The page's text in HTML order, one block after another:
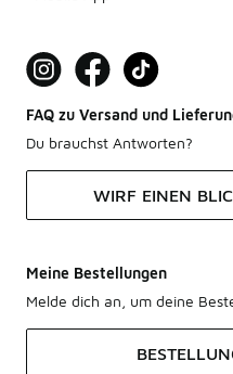
FAQ zu Versand und
Du brauchst Antworten?
WIRF EINEN
Meine Bestellungen
Melde dich an, um deine